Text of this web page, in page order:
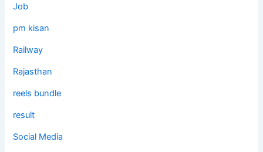
Job
pm kisan
Railway
Rajasthan
reels bundle
result
Social Media